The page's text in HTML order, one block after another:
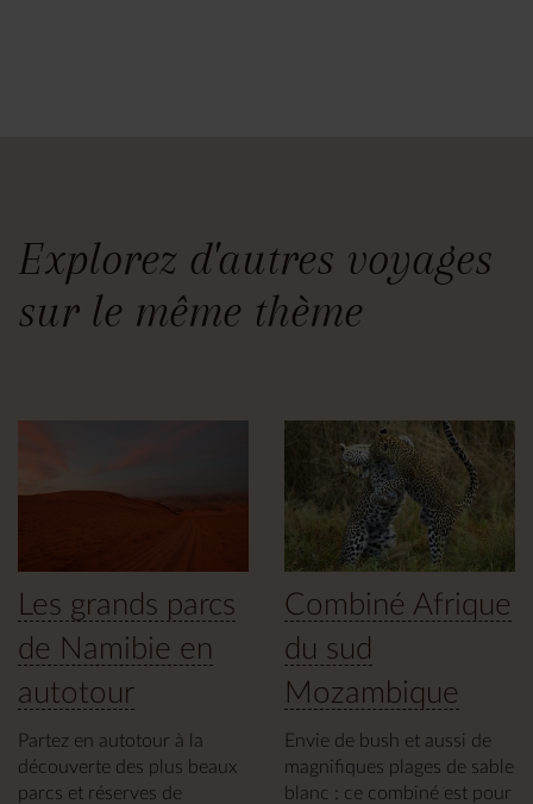
Explorez d'autres voyages
sur le même thème
Les grands parcs
de Namibie en
autotour
Partez en autotour à la
découverte des plus beaux
parcs et réserves de
Combiné Afrique
du sud
Mozambique
Envie de bush et aussi de
magnifiques plages de sable
blanc : ce combiné est pour